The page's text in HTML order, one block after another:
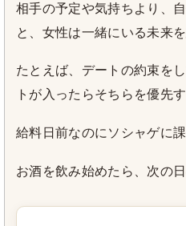
相手の予定や気持ちより、
と、女性は一緒にいる未来
たとえば、デートの約束を
トが入ったらそちらを優先す
給料日前なのにソシャゲに
お酒を飲み始めたら、次の